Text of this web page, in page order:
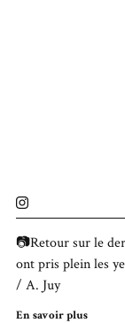
📷Retour sur le
ont pris plein les
/ A. Juy
En savoir plus